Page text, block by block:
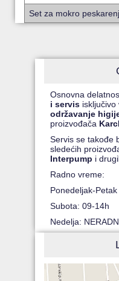
Set za mokro
Osnovna
i servis
održavanje
proizvođača
Servis se takođe
sledećih
Interpump i
Radno vreme:
Ponedeljak-
Subota: 09-14h
Nedelja: